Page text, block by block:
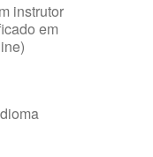
instrutor
em